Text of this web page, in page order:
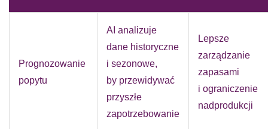
Prognozowanie
popytu
AI analizuje
dane historyczne
i sezonowe,
by przewidywać
przyszłe
zapotrzebowanie
Lepsze
zarządzanie
zapasami
i ograniczenie
nadprodukcji